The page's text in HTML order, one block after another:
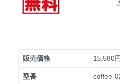
販売価格 15,580
型番 coffee-